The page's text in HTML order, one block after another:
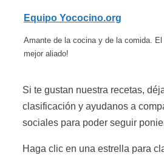
Equipo Yococino.org
Amante de la cocina y de la comida. El
mejor aliado!
Si te gustan nuestra recetas,
clasificación y ayudanos a
sociales para poder seguir
Haga clic en una estrella para